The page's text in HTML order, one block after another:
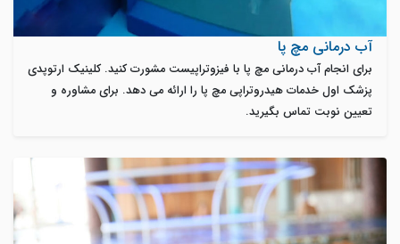
آب درمانی مچ پا
برای انجام آب درمانی مچ پا با فیزوتراپیست مشورت کنید. کلینیک ارتوپدی
پزشک اول خدمات هیدروتراپی مچ پا را ارائه می دهد. برای مشاوره و
تعیین نوبت تماس بگیرید.